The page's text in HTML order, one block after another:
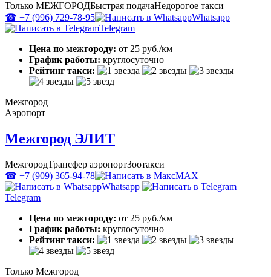
Только МЕЖГОРОДБыстрая подачаНедорогое такси
☎ +7 (996) 729-78-95
Whatsapp
Telegram
Цена по межгороду: от 25 руб./км
График работы: круглосуточно
Рейтинг такси:
Межгород
Аэропорт
Межгород ЭЛИТ
МежгородТрансфер аэропортЗоотакси
☎ +7 (909) 365-94-78
MAX
Whatsapp
Telegram
Цена по межгороду: от 25 руб./км
График работы: круглосуточно
Рейтинг такси:
Только Межгород